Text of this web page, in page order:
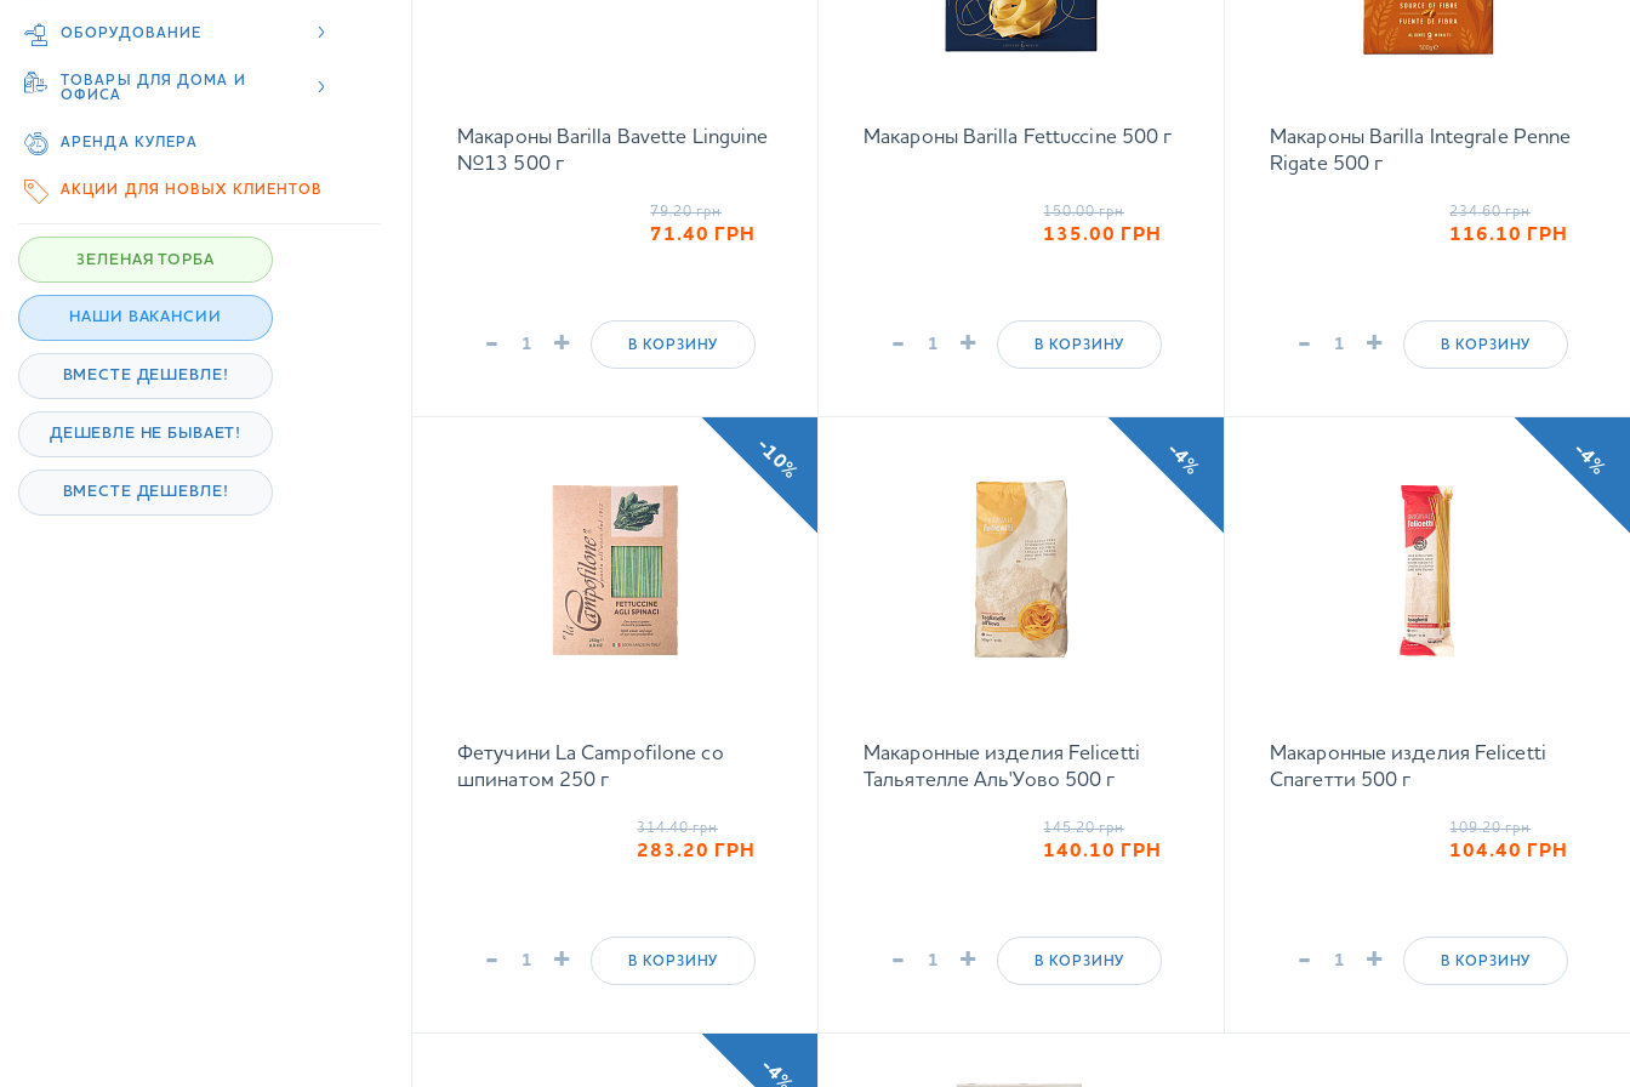
ОБОРУДОВАНИЕ
ТОВАРЫ ДЛЯ ДОМА И
ОФИСА
АРЕНДА КУЛЕРА
АКЦИИ ДЛЯ НОВЫХ КЛИЕНТОВ
ЗЕЛЕНАЯ ТОРБА
НАШИ ВАКАНСИИ
ВМЕСТЕ ДЕШЕВЛЕ!
ДЕШЕВЛЕ НЕ БЫВАЕТ!
ВМЕСТЕ ДЕШЕВЛЕ!
Макароны Barilla Bavette Linguine
№13 500 г
79.20 грн
71.40 ГРН
- + В КОРЗИНУ
Макароны Barilla Fettuccine 500 г
150.00 грн
135.00 ГРН
- + В КОРЗИНУ
Макароны Barilla Integrale Penne
Rigate 500 г
234.60 грн
116.10 ГРН
- + В КОРЗИНУ
Фетучини La Campofilone со
шпинатом 250 г
314.40 грн
283.20 ГРН
- + В КОРЗИНУ
-10%
Макаронные изделия Felicetti
Тальятелле Аль'Уово 500 г
145.20 грн
140.10 ГРН
- + В КОРЗИНУ
-4%
Макаронные изделия Felicetti
Спагетти 500 г
109.20 грн
104.40 ГРН
- + В КОРЗИНУ
-4%
-4%